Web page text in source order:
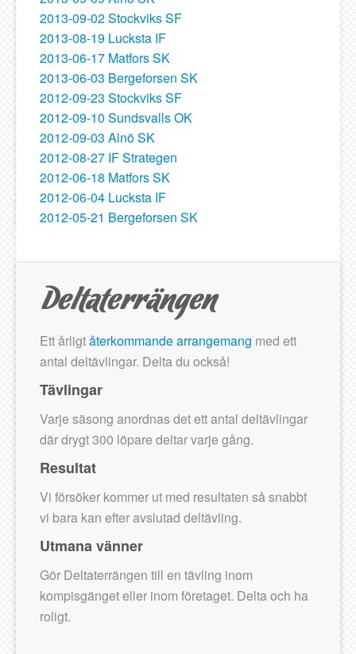
2013-09-02 Stockviks SF
2013-08-19 Lucksta IF
2013-06-17 Matfors SK
2013-06-03 Bergeforsen SK
2012-09-23 Stockviks SF
2012-09-10 Sundsvalls OK
2012-09-03 Alnö SK
2012-08-27 IF Strategen
2012-06-18 Matfors SK
2012-06-04 Lucksta IF
2012-05-21 Bergeforsen SK
Ett årligtåterkommande arrangemang med ett
antal deltävlingar. Delta du också!
Tävlingar
Varje säsong anordnas det ett antal deltävlingar
där drygt 300 löpare deltar varje gång.
Resultat
Vi försöker kommer ut med resultaten så snabbt
vi bara kan efter avslutad deltävling.
Utmana vänner
Gör Deltaterrängen till en tävling inom
kompisgänget eller inom företaget. Delta och ha
roligt.